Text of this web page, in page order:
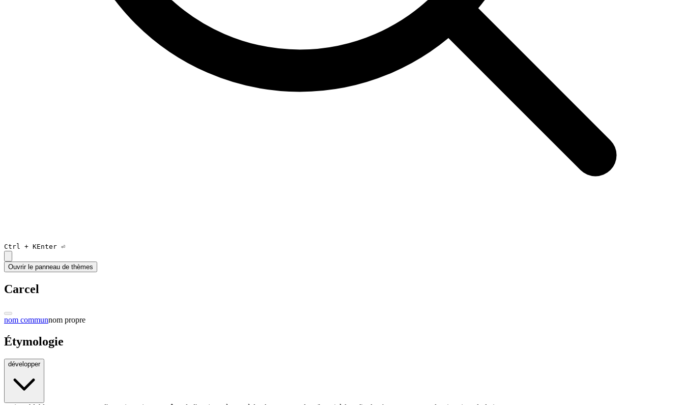
Ctrl + KEnter ⏎
Ouvrir le panneau de thèmes
Carcel
nom communnom propre
Étymologie
développer